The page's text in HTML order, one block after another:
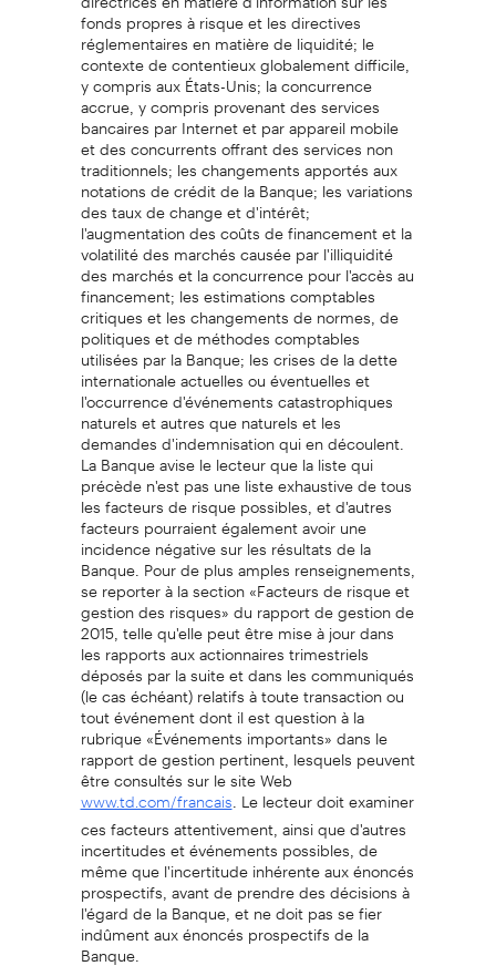
fonds propres à risque et les directives
réglementaires en matière de liquidité; le
contexte de contentieux globalement difficile,
y compris aux États-Unis; la concurrence
accrue, y compris provenant des services
bancaires par Internet et par appareil mobile
et des concurrents offrant des services non
traditionnels; les changements apportés aux
notations de crédit de la Banque; les variations
des taux de change et d'intérêt;
l'augmentation des coûts de financement et la
volatilité des marchés causée par l'illiquidité
des marchés et la concurrence pour l'accès au
financement; les estimations comptables
critiques et les changements de normes, de
politiques et de méthodes comptables
utilisées par la Banque; les crises de la dette
internationale actuelles ou éventuelles et
l'occurrence d'événements catastrophiques
naturels et autres que naturels et les
demandes d'indemnisation qui en découlent.
La Banque avise le lecteur que la liste qui
précède n'est pas une liste exhaustive de tous
les facteurs de risque possibles, et d'autres
facteurs pourraient également avoir une
incidence négative sur les résultats de la
Banque. Pour de plus amples renseignements,
se reporter à la section «Facteurs de risque et
gestion des risques» du rapport de gestion de
2015, telle qu'elle peut être mise à jour dans
les rapports aux actionnaires trimestriels
déposés par la suite et dans les communiqués
(le cas échéant) relatifs à toute transaction ou
tout événement dont il est question à la
rubrique «Événements importants» dans le
rapport de gestion pertinent, lesquels peuvent
être consultés sur le site Web
www.td.com/francais. Le lecteur doit examiner
ces facteurs attentivement, ainsi que d'autres
incertitudes et événements possibles, de
même que l'incertitude inhérente aux énoncés
prospectifs, avant de prendre des décisions à
l'égard de la Banque, et ne doit pas se fier
indûment aux énoncés prospectifs de la
Banque.